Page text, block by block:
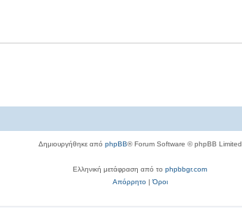
Δημιουργήθηκε από phpBB® Forum Software © phpBB Limited
Ελληνική μετάφραση από το phpbbgr.com
Απόρρητο|Όροι